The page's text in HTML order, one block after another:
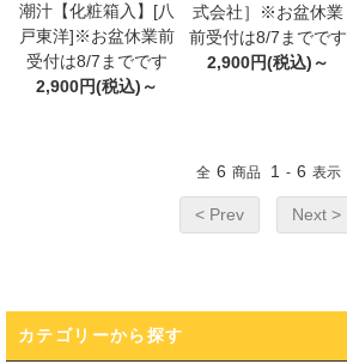
潮汁【化粧箱入】[八
戸東洋]※お盆休業前
受付は8/7までです
2,900円(税込)～
式会社］※お盆休業
前受付は8/7までです
2,900円(税込)～
全 6 商品 1 - 6 表示
< Prev Next >
カテゴリーから探す